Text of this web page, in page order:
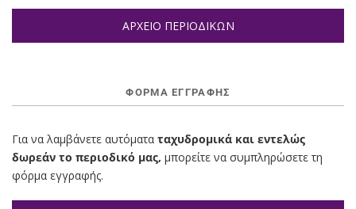
ΑΡΧΕΙΟ ΠΕΡΙΟΔΙΚΩΝ
ΦΌΡΜΑ ΕΓΓΡΑΦΉΣ
Για να λαμβάνετε αυτόματα ταχυδρομικά και εντελώς
δωρεάν το περιοδικό μας, μπορείτε να συμπληρώσετε τη
φόρμα εγγραφής.